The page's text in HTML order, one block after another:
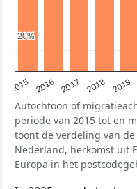
2015 2016 2017 2018 2019
20%
20%
Autochtoon of
periode van 2015 tot en
toont de verdeling van
Nederland, herkomst uit
Europa in het